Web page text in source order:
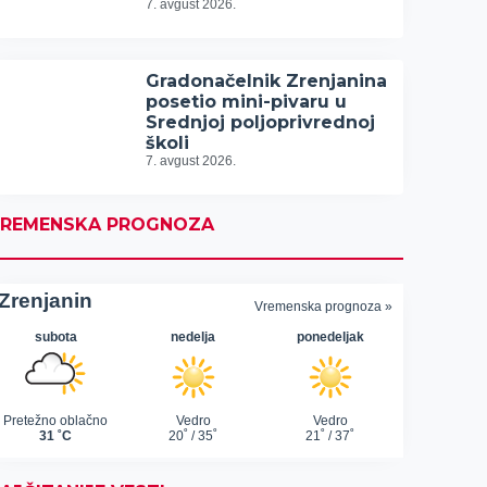
7. avgust 2026.
Gradonačelnik Zrenjanina
posetio mini-pivaru u
Srednjoj poljoprivrednoj
školi
7. avgust 2026.
PROGNOZA